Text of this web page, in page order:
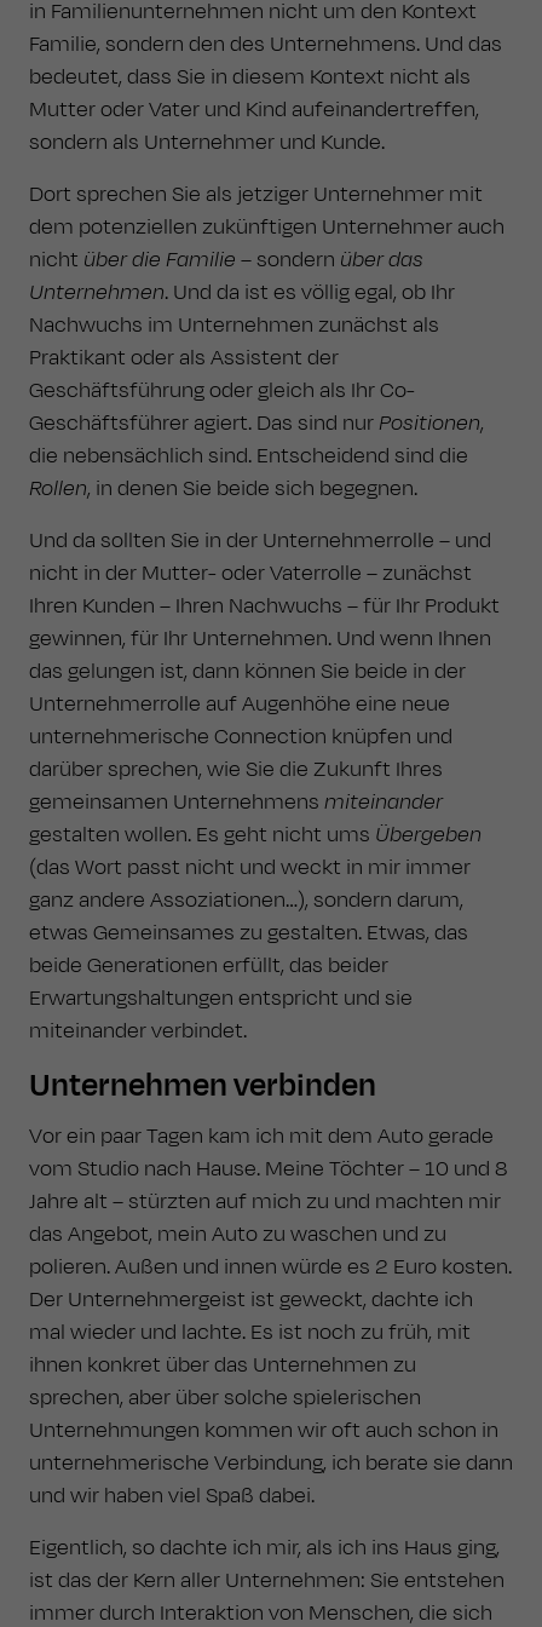
in Familienunternehmen nicht um den Kontext
Familie, sondern den des Unternehmens. Und das
bedeutet, dass Sie in diesem Kontext nicht als
Mutter oder Vater und Kind aufeinandertreffen,
sondern als Unternehmer und Kunde.
Dort sprechen Sie als jetziger Unternehmer mit
dem potenziellen zukünftigen Unternehmer auch
nicht über die Familie – sondern über das
Unternehmen. Und da ist es völlig egal, ob Ihr
Nachwuchs im Unternehmen zunächst als
Praktikant oder als Assistent der
Geschäftsführung oder gleich als Ihr Co-
Geschäftsführer agiert. Das sind nur Positionen,
die nebensächlich sind. Entscheidend sind die
Rollen, in denen Sie beide sich begegnen.
Und da sollten Sie in der Unternehmerrolle – und
nicht in der Mutter- oder Vaterrolle – zunächst
Ihren Kunden – Ihren Nachwuchs – für Ihr Produkt
gewinnen, für Ihr Unternehmen. Und wenn Ihnen
das gelungen ist, dann können Sie beide in der
Unternehmerrolle auf Augenhöhe eine neue
unternehmerische Connection knüpfen und
darüber sprechen, wie Sie die Zukunft Ihres
gemeinsamen Unternehmens miteinander
gestalten wollen. Es geht nicht ums Übergeben
(das Wort passt nicht und weckt in mir immer
ganz andere Assoziationen…), sondern darum,
etwas Gemeinsames zu gestalten. Etwas, das
beide Generationen erfüllt, das beider
Erwartungshaltungen entspricht und sie
miteinander verbindet.
Unternehmen verbinden
Vor ein paar Tagen kam ich mit dem Auto gerade
vom Studio nach Hause. Meine Töchter – 10 und 8
Jahre alt – stürzten auf mich zu und machten mir
das Angebot, mein Auto zu waschen und zu
polieren. Außen und innen würde es 2 Euro kosten.
Der Unternehmergeist ist geweckt, dachte ich
mal wieder und lachte. Es ist noch zu früh, mit
ihnen konkret über das Unternehmen zu
sprechen, aber über solche spielerischen
Unternehmungen kommen wir oft auch schon in
unternehmerische Verbindung, ich berate sie dann
und wir haben viel Spaß dabei.
Eigentlich, so dachte ich mir, als ich ins Haus ging,
ist das der Kern aller Unternehmen: Sie entstehen
immer durch Interaktion von Menschen, die sich